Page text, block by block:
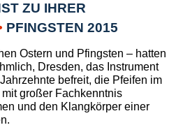
ZU IHRER
PFINGSTEN 2015
Ostern und Pfingsten – hatten
Dresden, das Instrument
befreit, die Pfeifen im
großer Fachkenntnis
und den Klangkörper einer